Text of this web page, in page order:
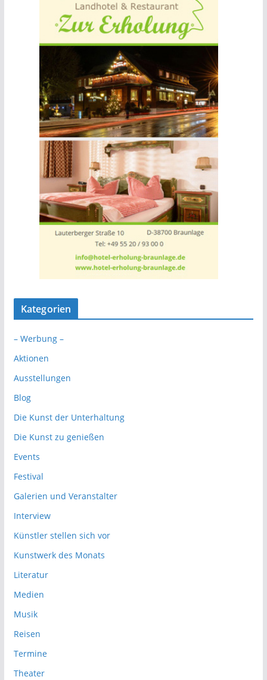
Kategorien
– Werbung –
Aktionen
Ausstellungen
Blog
Die Kunst der Unterhaltung
Die Kunst zu genießen
Events
Festival
Galerien und Veranstalter
Interview
Künstler stellen sich vor
Kunstwerk des Monats
Literatur
Medien
Musik
Reisen
Termine
Theater